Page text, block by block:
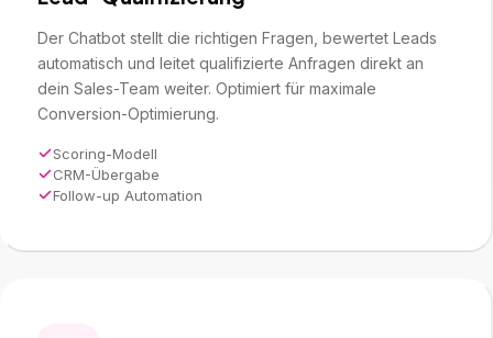
Der Chatbot stellt die richtigen Fragen, bewertet Leads
automatisch und leitet qualifizierte Anfragen direkt an
dein Sales-Team weiter. Optimiert für maximale
Conversion-Optimierung.
Scoring-Modell
CRM-Übergabe
Follow-up Automation